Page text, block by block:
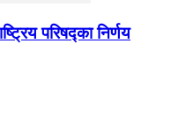
परिषद्का निर्णय